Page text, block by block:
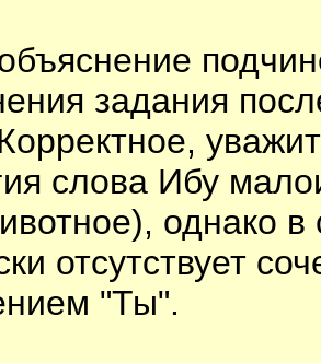
задания
слова Ибу
однако в
отсутствует
"Ты".